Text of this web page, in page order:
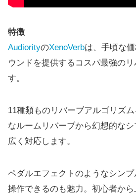
特徴
AudiorityのXenoVerbは、手頃な
ウンドを提供するコスパ最強の
す。
11種類ものリバーブアルゴリズ
なルームリバーブから幻想的な
広く対応します。
ペダルエフェクトのようなシン
操作できるのも魅力。初心者か